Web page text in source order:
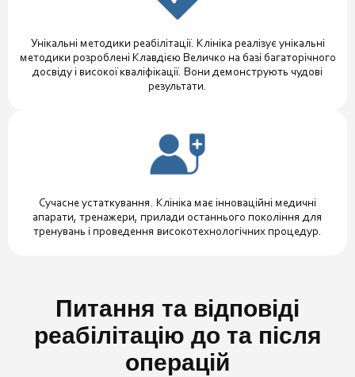
Унікальні методики реабілітації. Клініка реалізує унікальні
методики розроблені Клавдією Величко на базі багаторічного
досвіду і високої кваліфікації. Вони демонструють чудові
результати.
Сучасне устаткування. Клініка має інноваційні медичні
апарати, тренажери, прилади останнього покоління для
тренувань і проведення високотехнологічних процедур.
Питання та відповіді
реабілітацію до та після
операцій